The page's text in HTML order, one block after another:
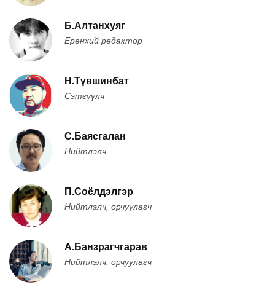
Б.Алтанхуяг
Ерөнхий редактор
Н.Түвшинбат
Сэтгүүлч
С.Баясгалан
Нийтлэлч
П.Соёлдэлгэр
Нийтлэлч, орчуулагч
А.Банзрагчгарав
Нийтлэлч, орчуулагч